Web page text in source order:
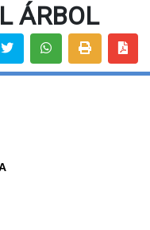
ÁRBOL